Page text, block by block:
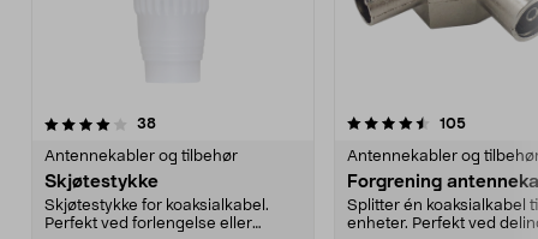
38anmeldelser
Antennekabler og tilbehør
Skjøtestykke
Skjøtestykke for koaksialkabel.
Perfekt ved forlengelse eller
4.5av 5 stjerner 105
Antennekabler og
Forgrening
Splitter én koaksialkabel
enheter. Perfekt ved